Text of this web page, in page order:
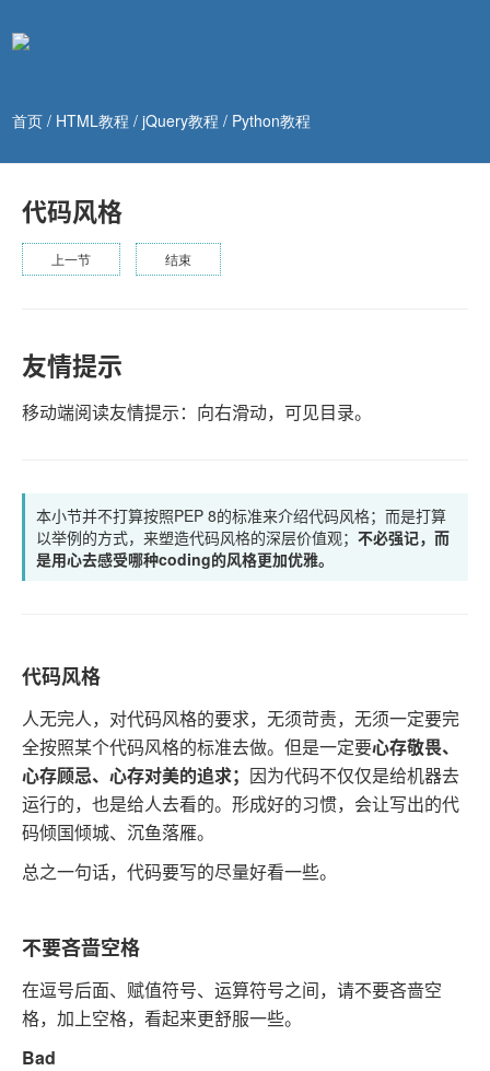
首页 / HTML教程 /jQuery教程 / Python教程
代码风格
上一节 结束
友情提示
移动端阅读友情提示：向右滑动，可见目录。
本小节并不打算按照PEP 8的标准来介绍代码风格；而是打算
以举例的方式，来塑造代码风格的深层价值观； 不必强记，而
是用心去感受哪种coding的风格更加优雅。
代码风格
人无完人，对代码风格的要求，无须苛责，无须一定要完
全按照某个代码风格的标准去做。但是一定要心存敬畏、
心存顾忌、心存对美的追求； 因为代码不仅仅是给机器去
运行的，也是给人去看的。形成好的习惯，会让写出的代
码倾国倾城、沉鱼落雁。
总之一句话，代码要写的尽量好看一些。
不要吝啬空格
在逗号后面、赋值符号、运算符号之间，请不要吝啬空
格，加上空格，看起来更舒服一些。
Bad